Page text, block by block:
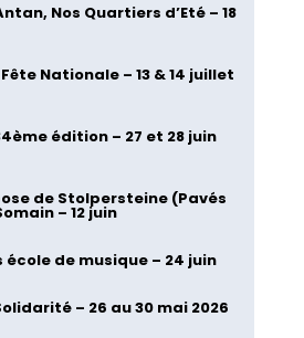
Nos Quartiers d’Eté – 18
Nationale – 13 & 14 juillet
édition – 27 et 28 juin
de Stolpersteine (Pavés
– 12 juin
de musique – 24 juin
– 26 au 30 mai 2026